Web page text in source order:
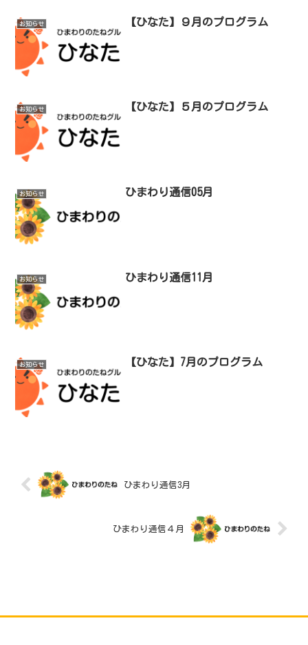
お知らせ 【ひなた】９月のプログラム
お知らせ 【ひなた】５月のプログラム
お知らせ ひまわり通信05月
お知らせ ひまわり通信11月
お知らせ 【ひなた】7月のプログラム
ひまわり通信3月
ひまわり通信４月